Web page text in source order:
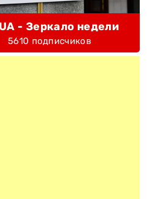
- Зеркало недели
5610 подписчиков